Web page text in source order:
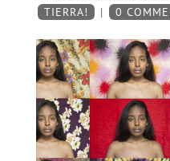
TIERRA!
| 0